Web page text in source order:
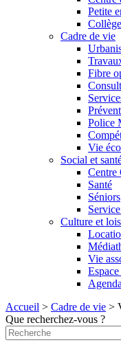
Petite
Cadre de vie
Fibre
Police
Vie
Social et
Centre
Santé
Séniors
Culture et
Vie
Accueil > Cadre de vie >
Que recherchez-vous ?